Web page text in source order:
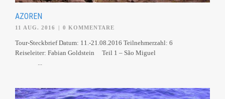
AZOREN
11 AUG. 2016 0 KOMMENTARE
Tour-Steckbrief Datum: 11.-21.08.2016 Teilnehmerzahl: 6
Reiseleiter: Fabian Goldstein Teil 1 – São Miguel
...